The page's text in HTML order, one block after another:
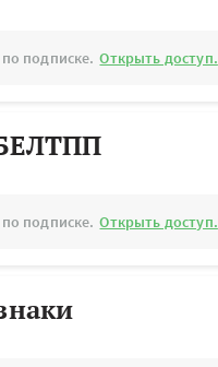
подписке. Открыть доступ.
подписке. Открыть доступ.